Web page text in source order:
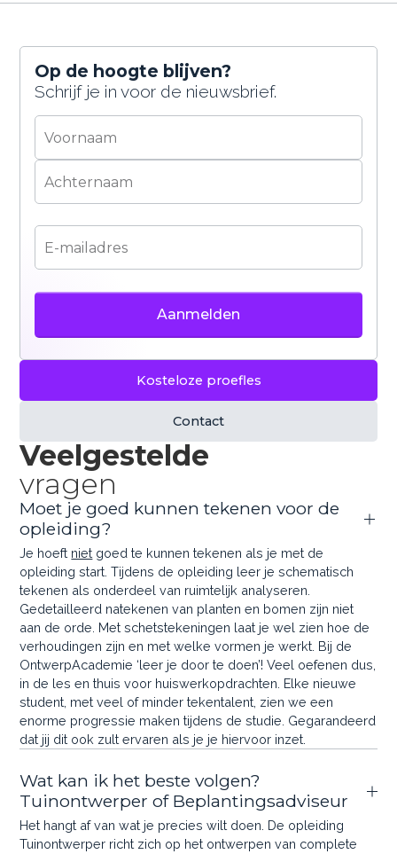
gebruik van de website te analyseren en om
bepaalde content goed te laten werken. Je kunt
zelf kiezen of je hiermee akkoord gaat. Meer
informatie vind je in onsprivacybeleid
Accepteren
Op de hoogte blijven?
Schrijf je in voor de nieuwsbrief.
Kosteloze proefles
Contact
Veelgestelde
vragen
Moet je goed kunnen tekenen voor de
opleiding?
Je hoeft niet goed te kunnen tekenen als je met de
opleiding start. Tijdens de opleiding leer je schematisch
tekenen als onderdeel van ruimtelijk analyseren.
Gedetailleerd natekenen van planten en bomen zijn niet
aan de orde. Met schetstekeningen laat je wel zien hoe de
verhoudingen zijn en met welke vormen je werkt. Bij de
OntwerpAcademie ‘leer je door te doen’! Veel oefenen dus,
in de les en thuis voor huiswerkopdrachten. Elke nieuwe
student, met veel of minder tekentalent, zien we een
enorme progressie maken tijdens de studie. Gegarandeerd
dat jij dit ook zult ervaren als je je hiervoor inzet.
Wat kan ik het beste volgen?
Tuinontwerper of Beplantingsadviseur
Het hangt af van wat je precies wilt doen. De opleiding
Tuinontwerper richt zich op het ontwerpen van complete